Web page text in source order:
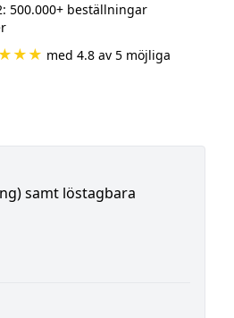
500.000+ beställningar
med 4.8 av 5 möjliga
samt löstagbara